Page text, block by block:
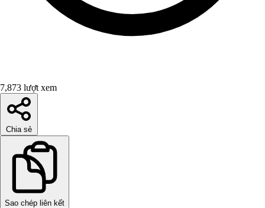
7,873 lượt xem
Chia sẻ
Sao chép liên kết